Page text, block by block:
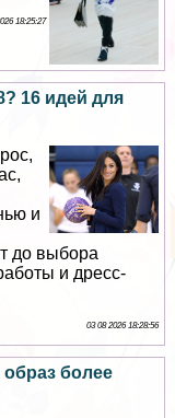
18:25:27
16 идей для
и
до выбора
и дресс-
03 08 2026 18:28:56
более